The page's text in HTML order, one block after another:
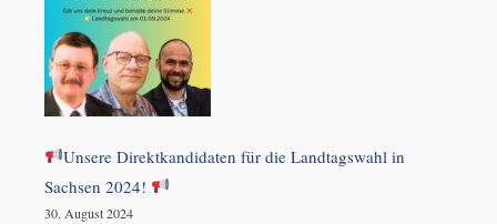
Unsere Direktkandidaten für die Landtagswahl in
Sachsen 2024!
30. August 2024